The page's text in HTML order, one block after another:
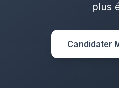
plus
Candidater